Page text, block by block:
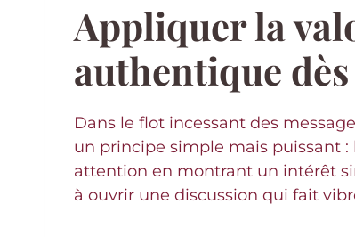
Appliquer la
authentique
Dans le flot incessant des
un principe simple mais puissant :
attention en montrant un intérêt
à ouvrir une discussion qui fait